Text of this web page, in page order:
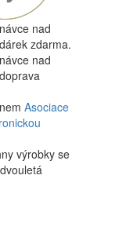
nad
zdarma.
nad
Asociace
výrobky se